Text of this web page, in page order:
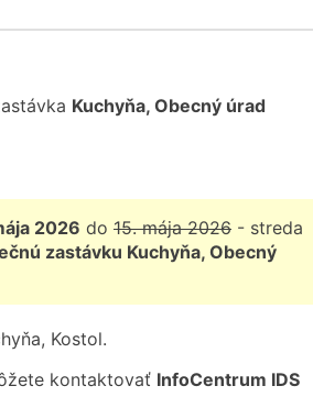
Kuchyňa, Obecný úrad
2026 do 15. mája 2026 - streda
zastávku Kuchyňa, Obecný
Kostol.
kontaktovať InfoCentrum IDS